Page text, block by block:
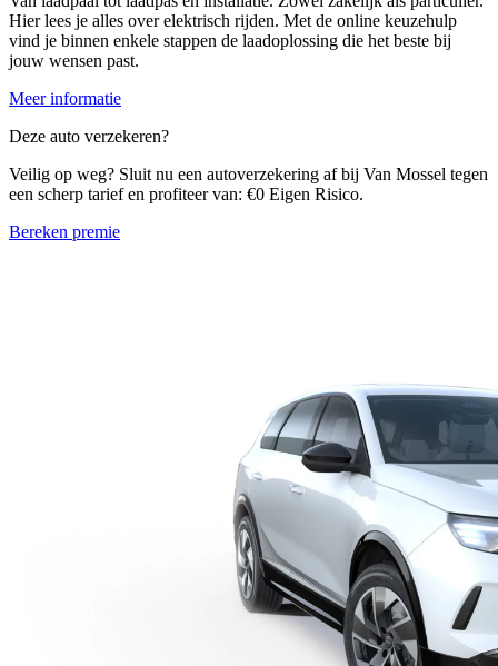
Hier lees je alles over elektrisch rijden. Met de online keuzehulp
vind je binnen enkele stappen de laadoplossing die het beste bij
jouw wensen past.
Meer informatie
Deze auto verzekeren?
Veilig op weg? Sluit nu een autoverzekering af bij Van Mossel tegen
een scherp tarief en profiteer van: €0 Eigen Risico.
Bereken premie